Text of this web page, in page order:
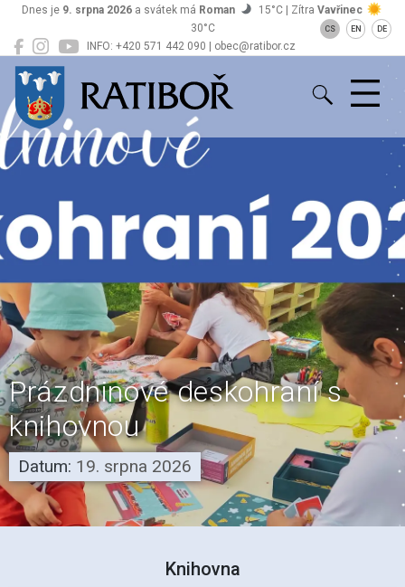
INFO: +420 571 442 090 | obec@ratibor.cz
Dnes je 9. srpna 2026 a svátek má Roman 15°C | Zítra Vavřinec
30°C
CS EN DE
Ratiboř
Prázdninové deskohraní s
knihovnou
Datum: 19. srpna 2026
Knihovna